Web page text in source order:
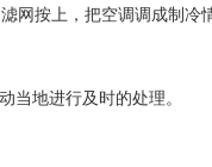
网按上，把空调调成制冷
当地进行及时的处理。